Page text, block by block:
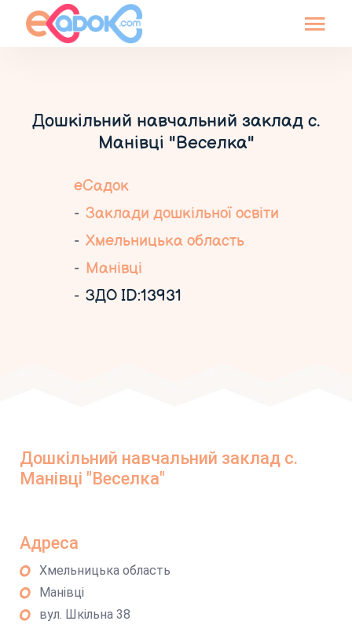
Дошкільний навчальний заклад с.
Манівці "Веселка"
еСадок
Заклади дошкільної освіти
Хмельницька область
Манівці
ЗДО ID:13931
Дошкільний навчальний заклад с.
Манівці "Веселка"
Адреса
Хмельницька область
Манівці
вул. Шкільна 38